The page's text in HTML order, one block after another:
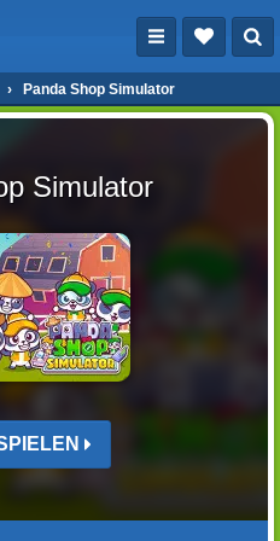
› Panda Shop Simulator
Simulator